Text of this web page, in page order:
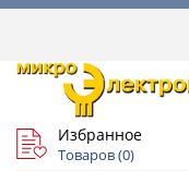
Избранное
Товаров (0)